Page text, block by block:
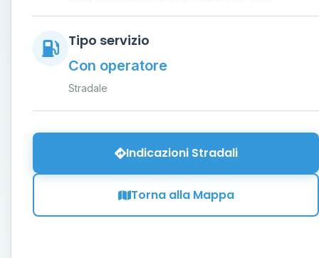
Tipo servizio
Con operatore
Stradale
Indicazioni Stradali
Torna alla Mappa